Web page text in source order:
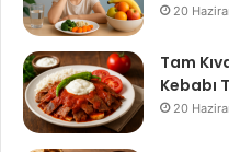
20
Tam
Kebabı
20